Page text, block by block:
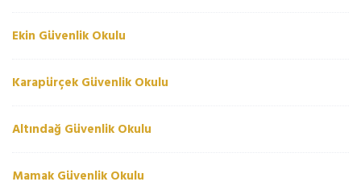
Ekin Güvenlik Okulu
Karapürçek Güvenlik Okulu
Altındağ Güvenlik Okulu
Mamak Güvenlik Okulu